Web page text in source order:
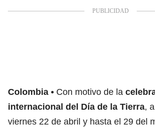
Colombia Con motivo de la
internacional del Día de la Tierra,
viernes 22 de abril y hasta el 29 del